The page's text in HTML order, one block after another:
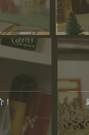
！